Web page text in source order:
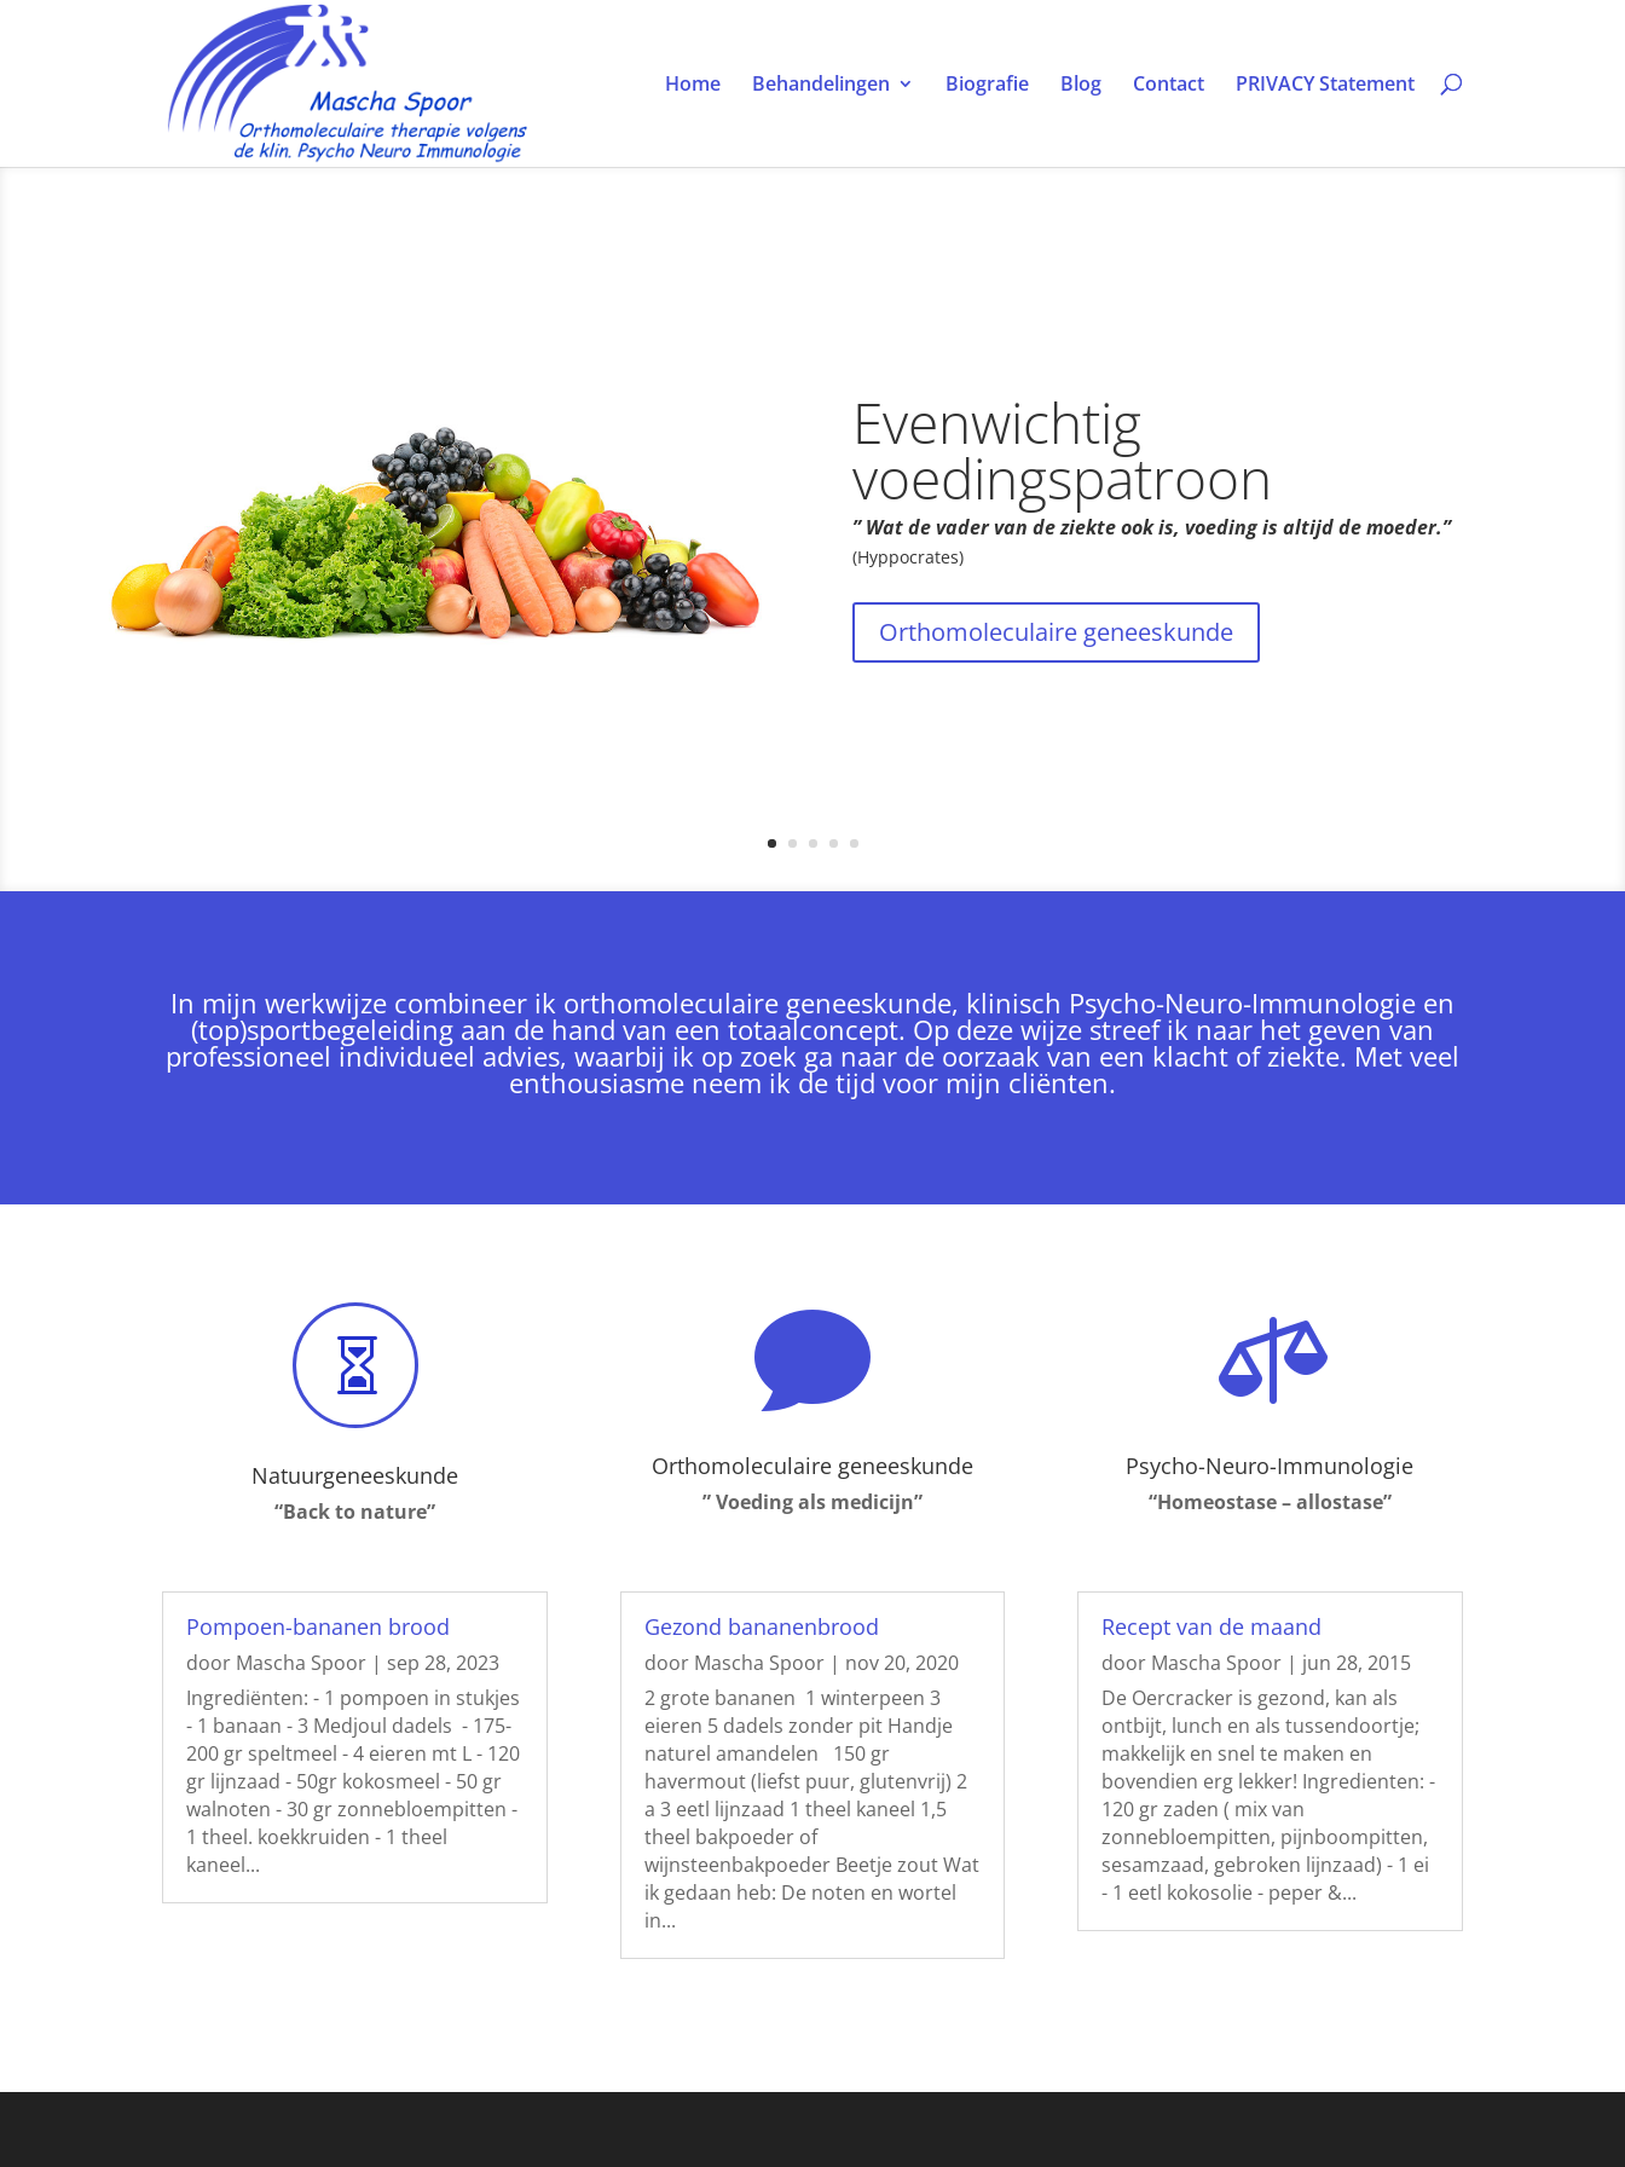
Home Behandelingen Biografie Blog Contact PRIVACY Statement
Evenwichtig
voedingspatroon
” Wat de vader van de ziekte ook is, voeding is altijd de moeder.”
(Hyppocrates)
Orthomoleculaire geneeskunde
In mijn werkwijze combineer ik orthomoleculaire geneeskunde, klinisch Psycho-Neuro-Immunologie en
(top)sportbegeleiding aan de hand van een totaalconcept. Op deze wijze streef ik naar het geven van
professioneel individueel advies, waarbij ik op zoek ga naar de oorzaak van een klacht of ziekte. Met veel
enthousiasme neem ik de tijd voor mijn cliënten.

Natuurgeneeskunde
“Back to nature”

Orthomoleculaire geneeskunde
” Voeding als medicijn”

Psycho-Neuro-Immunologie
“Homeostase – allostase”
Pompoen-bananen brood
door Mascha Spoor | sep 28, 2023
Ingrediënten: - 1 pompoen in stukjes
- 1 banaan - 3 Medjoul dadels - 175-
200 gr speltmeel - 4 eieren mt L - 120
gr lijnzaad - 50gr kokosmeel - 50 gr
walnoten - 30 gr zonnebloempitten -
1 theel. koekkruiden - 1 theel
kaneel...
Gezond bananenbrood
door Mascha Spoor| nov 20, 2020
2 grote bananen 1 winterpeen 3
eieren 5 dadels zonder pit Handje
naturel amandelen 150 gr
havermout (liefst puur, glutenvrij) 2
a 3 eetl lijnzaad 1 theel kaneel 1,5
theel bakpoeder of
wijnsteenbakpoeder Beetje zout Wat
ik gedaan heb: De noten en wortel
in...
Recept van de maand
door Mascha Spoor| jun 28, 2015
De Oercracker is gezond, kan als
ontbijt, lunch en als tussendoortje;
makkelijk en snel te maken en
bovendien erg lekker! Ingredienten: -
120 gr zaden ( mix van
zonnebloempitten, pijnboompitten,
sesamzaad, gebroken lijnzaad) - 1 ei
- 1 eetl kokosolie - peper &...